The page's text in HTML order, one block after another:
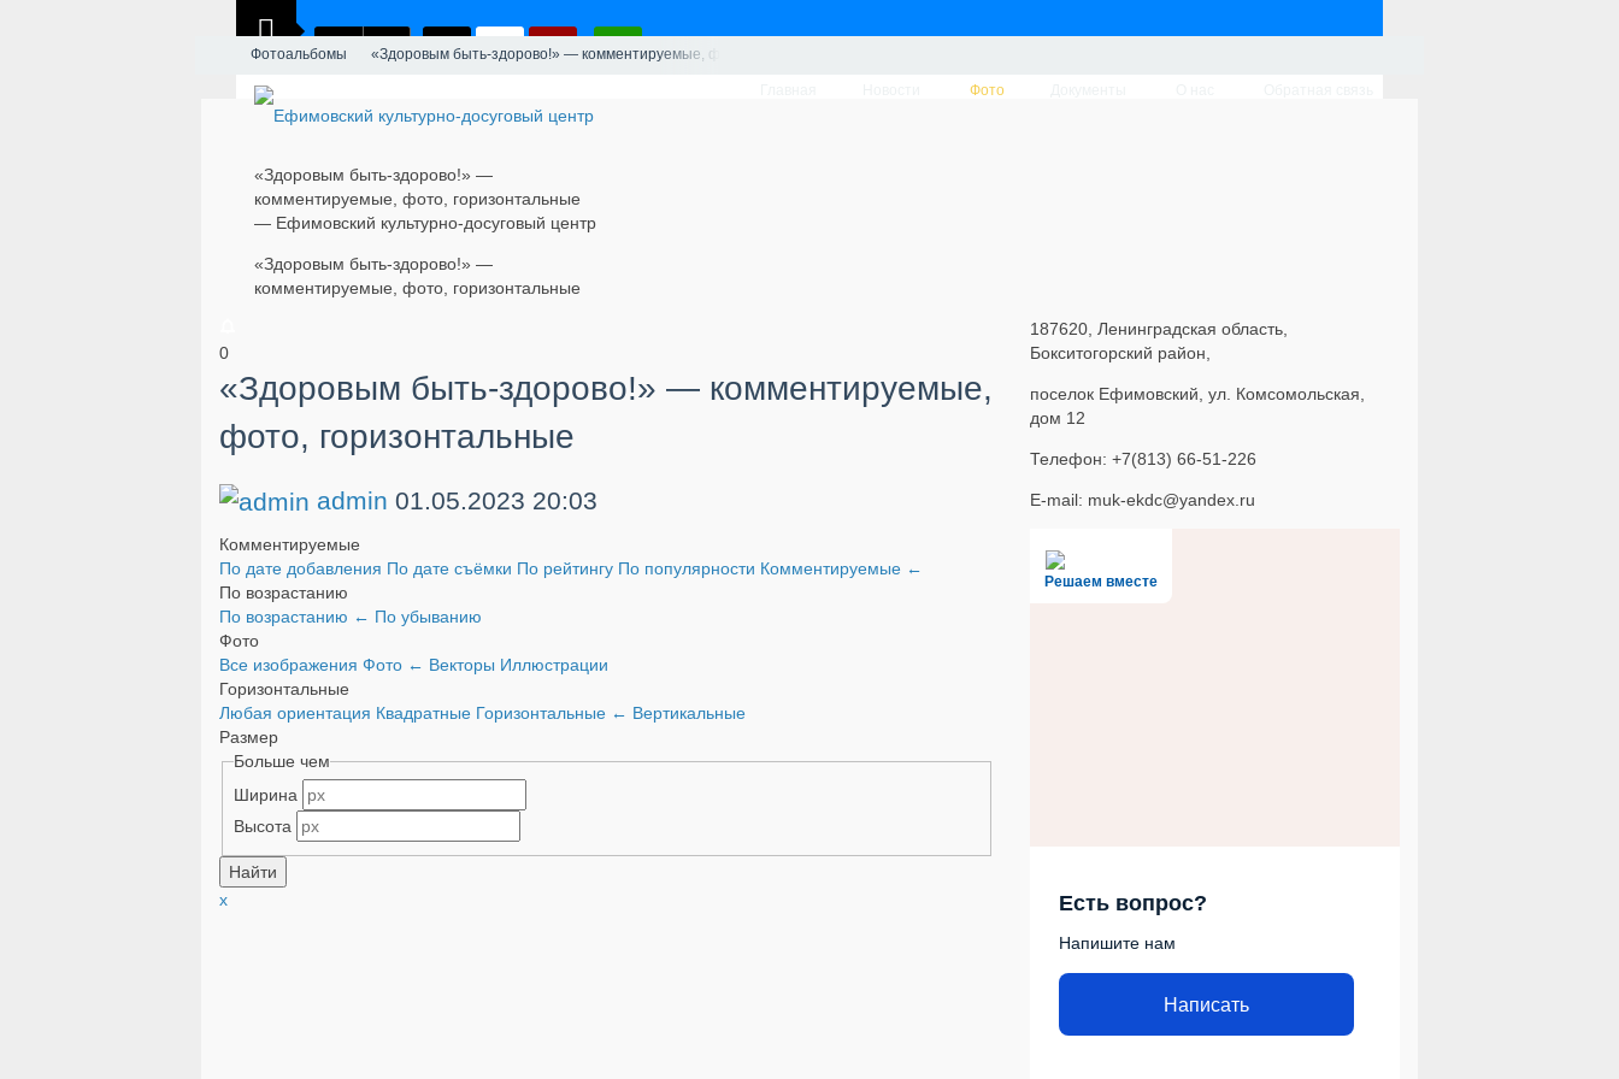
Фото
«Здоровым быть-здорово!» —
комментируемые, фото, горизонтальные
— Ефимовский культурно-досуговый центр
«Здоровым быть-здорово!» —
комментируемые, фото, горизонтальные
Фотоальбомы «Здоровым быть-здорово!» — комментируемые, фото, горизонтальные
0
«Здоровым быть-здорово!» — комментируемые,
фото, горизонтальные
admin 01.05.2023 20:03
Комментируемые
По дате добавления По дате съёмки По рейтингу По популярности Комментируемые ←
По возрастанию
По возрастанию ← По убыванию
Фото
Все изображения Фото ← Векторы Иллюстрации
Горизонтальные
Любая ориентация Квадратные Горизонтальные ← Вертикальные
Размер
Больше чем
Ширина
Высота
x
187620, Ленинградская область,
Бокситогорский район,
поселок Ефимовский, ул. Комсомольская,
дом 12
Телефон: +7(813) 66-51-226
E-mail: muk-ekdc@yandex.ru
Решаем вместе
Есть вопрос?
Напишите нам
Написать